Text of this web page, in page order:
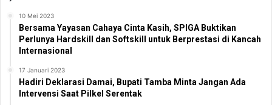
10 Mei 2023
Bersama Yayasan Cahaya Cinta Kasih, SPIGA Buktikan
Perlunya Hardskill dan Softskill untuk Berprestasi di Kancah
Internasional
17 Januari 2023
Hadiri Deklarasi Damai, Bupati Tamba Minta Jangan Ada
Intervensi Saat Pilkel Serentak